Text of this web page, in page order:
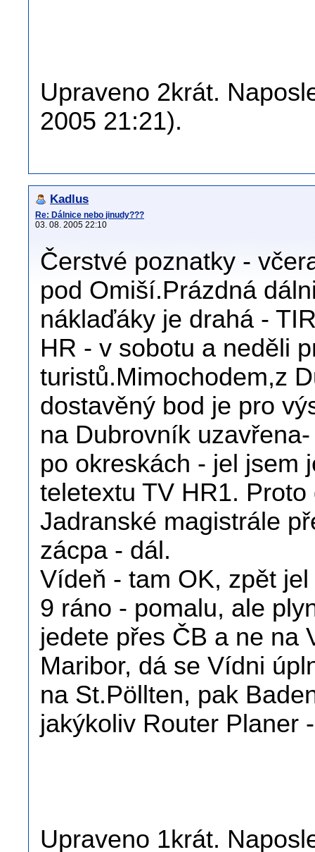
Upraveno 2krát.
2005 21:21).
Kadlus
Re: Dálnice nebo jinudy???
03. 08. 2005 22:10
Čerstvé poznatky -
pod Omiší.Prázdná
náklaďáky je drahá -
HR - v sobotu a neděli
turistů.Mimochodem,z
dostavěný bod je pro
na Dubrovník
po okreskách - jel jsem
teletextu TV HR1.
Jadranské magistrále
zácpa - dál.
Vídeň - tam OK, zpět
9 ráno - pomalu, ale
jedete přes ČB a ne na
Maribor, dá se Vídni
na St.Pöllten, pak
jakýkoliv Router Planer
Upraveno 1krát.